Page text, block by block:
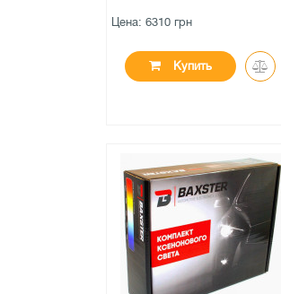
Цена: 6310 грн
Купить
нет в наличии
0 отзывов